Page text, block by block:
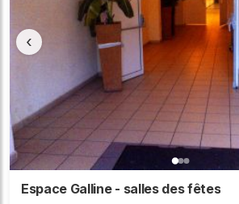
‹
Espace Galline - salles des fêtes